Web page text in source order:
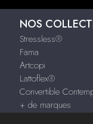
NOS
Stressless®
Fama
Artcopi
Lattoflex®
Convertible
+ de marques